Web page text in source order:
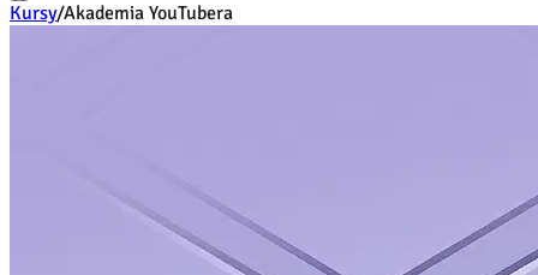
Kursy/Akademia YouTubera